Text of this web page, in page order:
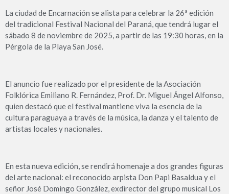
La ciudad de Encarnación se alista para celebrar la 26ª edición
del tradicional Festival Nacional del Paraná, que tendrá lugar el
sábado 8 de noviembre de 2025, a partir de las 19:30 horas, en la
Pérgola de la Playa San José.
El anuncio fue realizado por el presidente de la Asociación
Folklórica Emiliano R. Fernández, Prof. Dr. Miguel Ángel Alfonso,
quien destacó que el festival mantiene viva la esencia de la
cultura paraguaya a través de la música, la danza y el talento de
artistas locales y nacionales.
En esta nueva edición, se rendirá homenaje a dos grandes figuras
del arte nacional: el reconocido arpista Don Papi Basaldua y el
señor José Domingo González, exdirector del grupo musical Los